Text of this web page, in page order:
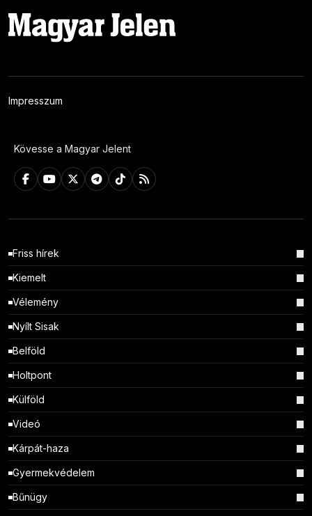
Impresszum
Kövesse a Magyar Jelent
Friss hírek
Kiemelt
Vélemény
Nyílt Sisak
Belföld
Holtpont
Külföld
Videó
Kárpát-haza
Gyermekvédelem
Bűnügy